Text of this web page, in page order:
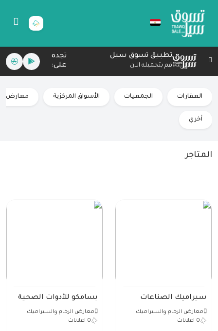
تطبيق تسوق سيل
قم بتحميله الان
تجده
على:
العقارات الجمعيات الأسواق المركزية معارض
أخري
المتاجر
سيراميك الصناعات
الوطنية
معارض الرخام والسيراميك
0 اعلانات
بسامكو للأدوات الصحية
ومقاولاتها
معارض الرخام والسيراميك
0 اعلانات